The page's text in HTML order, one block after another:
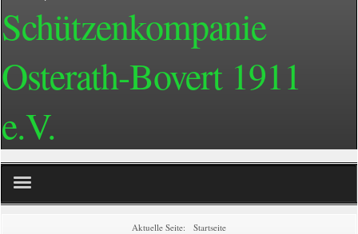
Schützenkompanie
Osterath-Bovert 1911
e.V.
Aktuelle Seite: Startseite